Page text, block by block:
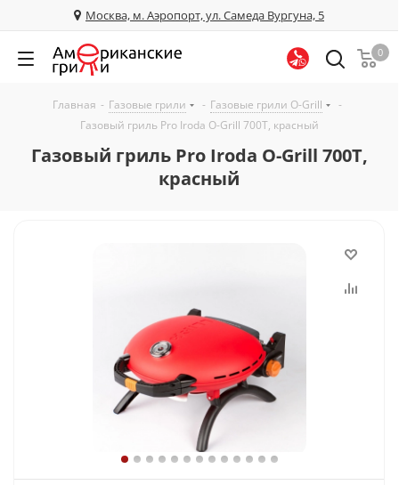
Москва, м. Аэропорт, ул. Самеда Вургуна, 5
0
Главная - Газовые грили - Газовые грили O-Grill
-
Газовый гриль Pro Iroda O-Grill 700T, красный
Газовый гриль Pro Iroda O-Grill 700T,
красный